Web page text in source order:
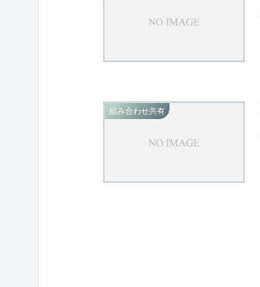
組み合わせ共有